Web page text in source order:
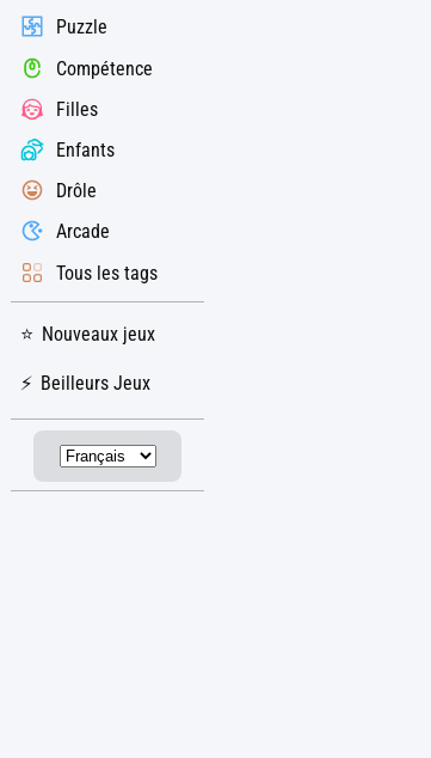
Puzzle
Compétence
Filles
Enfants
Drôle
Arcade
Tous les tags
Nouveaux jeux
Beilleurs Jeux